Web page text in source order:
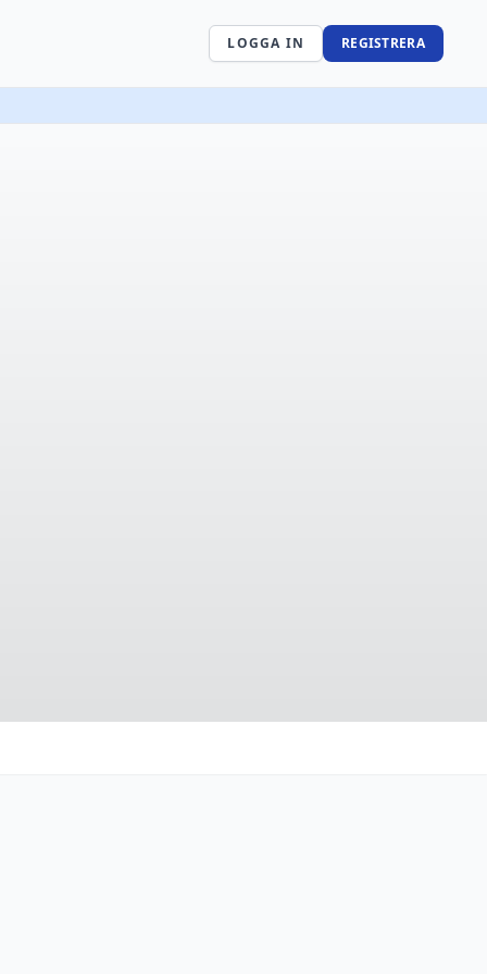
LOGGA IN REGISTRERA